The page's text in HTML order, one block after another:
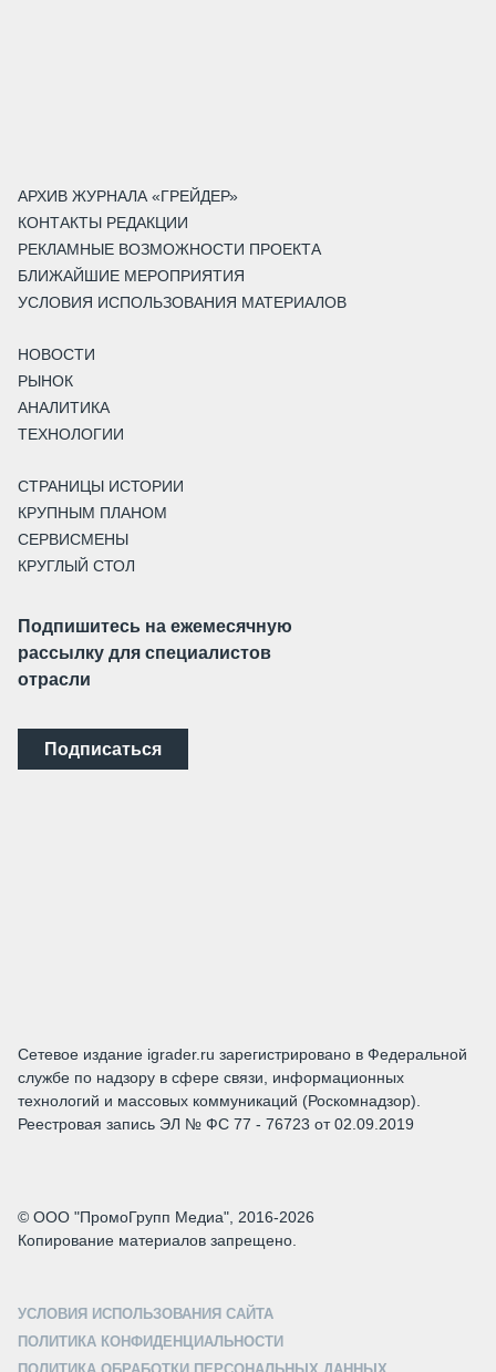
АРХИВ ЖУРНАЛА «ГРЕЙДЕР»
КОНТАКТЫ РЕДАКЦИИ
РЕКЛАМНЫЕ ВОЗМОЖНОСТИ ПРОЕКТА
БЛИЖАЙШИЕ МЕРОПРИЯТИЯ
УСЛОВИЯ ИСПОЛЬЗОВАНИЯ МАТЕРИАЛОВ
НОВОСТИ
РЫНОК
АНАЛИТИКА
ТЕХНОЛОГИИ
СТРАНИЦЫ ИСТОРИИ
КРУПНЫМ ПЛАНОМ
СЕРВИСМЕНЫ
КРУГЛЫЙ СТОЛ
Подпишитесь на ежемесячную
рассылку для специалистов
отрасли
Подписаться
Сетевое издание igrader.ru зарегистрировано в Федеральной
службе по надзору в сфере связи, информационных
технологий и массовых коммуникаций (Роскомнадзор).
Реестровая запись ЭЛ № ФС 77 - 76723 от 02.09.2019
© ООО "ПромоГрупп Медиа", 2016-2026
Копирование материалов запрещено.
УСЛОВИЯ ИСПОЛЬЗОВАНИЯ САЙТА
ПОЛИТИКА КОНФИДЕНЦИАЛЬНОСТИ